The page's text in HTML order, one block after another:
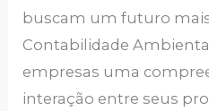
buscam um futuro
Contabilidade
empresas uma
interação entre seus